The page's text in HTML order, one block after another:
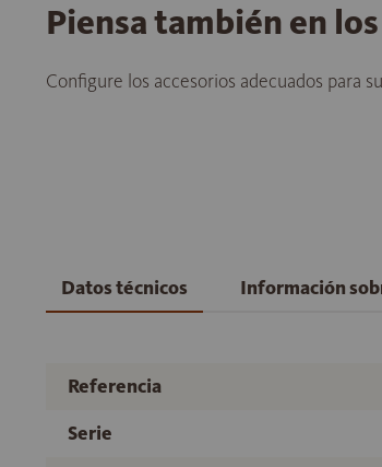
Piensa también en
Configure los accesorios adecuados para
Datos técnicos Información
Referencia
Serie